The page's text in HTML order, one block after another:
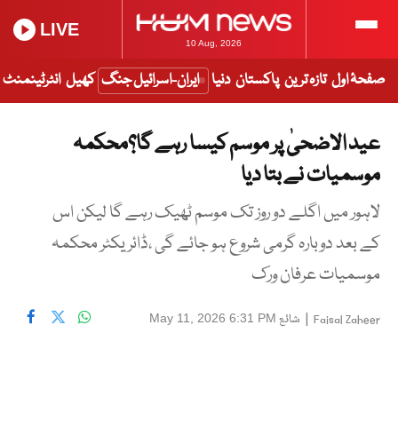
10 Aug, 2026
LIVE
صفحۂ اول تازہ ترین پاکستان دنیا ایران-اسرائیل جنگ کھیل انٹرٹینمنٹ
عید الاضحیٰ پر موسم کیسا رہے گا؟محکمہ
موسمیات نے بتا دیا
لاہور میں اگلے دو روز تک موسم ٹھیک رہے گا لیکن اس
کے بعد دوبارہ گرمی شروع ہو جائے گی ،ڈائریکٹر محکمہ
موسمیات عرفان ورک
Faisal Zaheer
| شائع May 11, 2026 6:31 PM